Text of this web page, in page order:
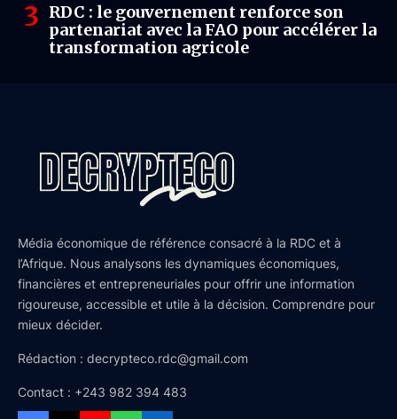
RDC : le gouvernement renforce son
partenariat avec la FAO pour accélérer la
transformation agricole
Média économique de référence consacré à la RDC et à
l’Afrique. Nous analysons les dynamiques économiques,
financières et entrepreneuriales pour offrir une information
rigoureuse, accessible et utile à la décision. Comprendre pour
mieux décider.
Rédaction : decrypteco.rdc@gmail.com
Contact : +243 982 394 483